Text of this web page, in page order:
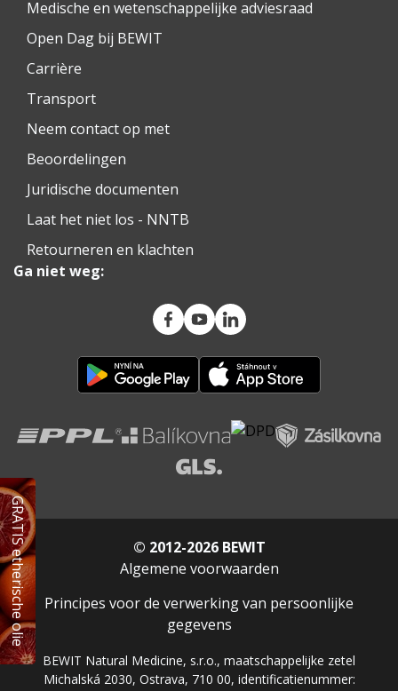
GRATIS etherische olie
Medische en wetenschappelijke adviesraad
Open Dag bij BEWIT
Carrière
Transport
Neem contact op met
Beoordelingen
Juridische documenten
Laat het niet los - NNTB
Retourneren en klachten
Ga niet weg:
© 2012-2026 BEWIT
Algemene voorwaarden
Principes voor de verwerking van persoonlijke
gegevens
BEWIT Natural Medicine, s.r.o., maatschappelijke zetel
Michalská 2030, Ostrava, 710 00, identificatienummer: